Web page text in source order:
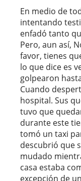
En medio de
intentando
enfadó tanto
Pero, aun así,
favor, tienes
lo que dice es
golpearon
Cuando
hospital. Sus
tuvo que
durante este
tomó un taxi
descubrió que
mudado
casa estaba
excepción de